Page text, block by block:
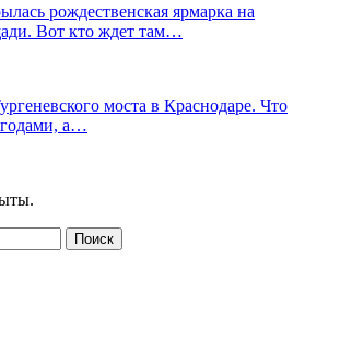
рождественская ярмарка на
Вот кто ждет там…
моста в Краснодаре. Что
годами, а…